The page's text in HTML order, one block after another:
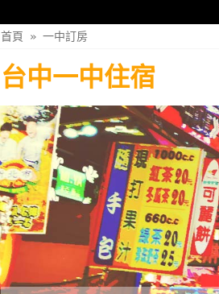
首頁 » 一中訂房
台中一中住宿